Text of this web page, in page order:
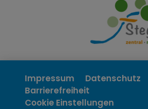
Impressum
Datenschutz
Barrierefreiheit
Cookie Einstellungen